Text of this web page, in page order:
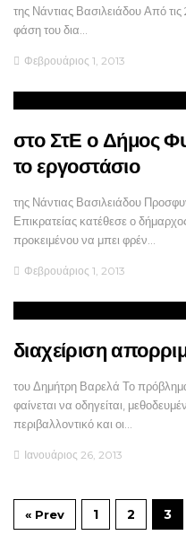
της Νάντιας Βασιλειάδου Από
φάση του δια…
Φεβρουάριος 1, 2013
στο ΣτΕ ο Δήμος
το εργοστάσιο
της Νάντιας Βασιλειάδου
Επικρατείας κατέθεσε ο
προκειμένου να μπει φρέν…
Φεβρουάριος 1, 2013
διαχείριση
του Δημήτρη Βαρελά Το
φαίνεται να οδηγείται,
περιβαλλοντικό και οι…
Ιανουάριος 26, 2013
« Prev 1 2 3